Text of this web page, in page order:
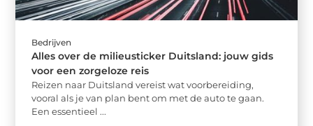
Bedrijven
Alles over de milieusticker Duitsland: jouw gids
voor een zorgeloze reis
Reizen naar Duitsland vereist wat voorbereiding,
vooral als je van plan bent om met de auto te gaan.
Een essentieel ...